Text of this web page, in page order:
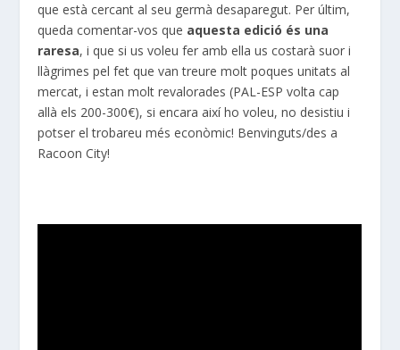
que està cercant al seu germà desaparegut. Per últim,
queda comentar-vos que aquesta edició és una
raresa, i que si usvoleu fer amb ella us costarà suor i
llàgrimes pel fet que van treure molt poques unitats al
mercat, i estan molt revalorades (PAL-ESP volta cap
allà els 200-300€), si encara així ho voleu, no desistiu i
potser el trobareu més econòmic! Benvinguts/des a
Racoon City!